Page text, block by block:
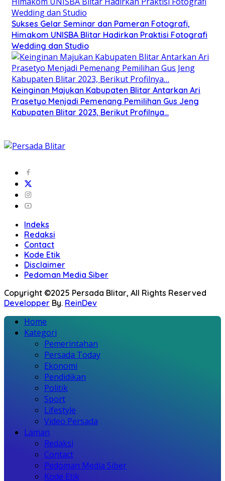
Sukses Gelar Seminar dan Pameran Fotografi,
Himakom UNISBA Blitar Hadirkan Praktisi Fotografi
Wedding dan Studio
Keinginan Majukan Kabupaten Blitar Antarkan Ari
Prasetyo Menjadi Pemenang Pemilihan Gus Jeng
Kabupaten Blitar 2023, Berikut Profilnya…
Indeks
Redaksi
Contact
Kode Etik
Disclaimer
Pedoman Media Siber
Copyright ©2025 Persada Blitar, All Rights Reserved
Developper By. ReinDev
Home
Kategori
Pemerintahan
Persada Today
Ekonomi
Pendidikan
Politik
Sport
Lifestyle
Video Persada
Laman
Redaksi
Contact
Pedoman Media Siber
Kode Etik